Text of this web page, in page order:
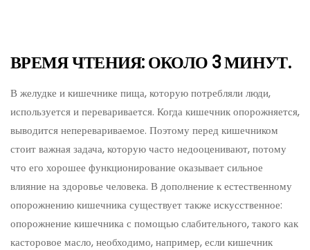
ВРЕМЯ ЧТЕНИЯ: ОКОЛО 3 МИНУТ.
В желудке и кишечнике пища, которую потребляли люди,
используется и переваривается. Когда кишечник опорожняется,
выводится неперевариваемое. Поэтому перед кишечником
стоит важная задача, которую часто недооценивают, потому
что его хорошее функционирование оказывает сильное
влияние на здоровье человека. В дополнение к естественному
опорожнению кишечника существует также искусственное:
опорожнение кишечника с помощью слабительного, такого как
касторовое масло, необходимо, например, если кишечник